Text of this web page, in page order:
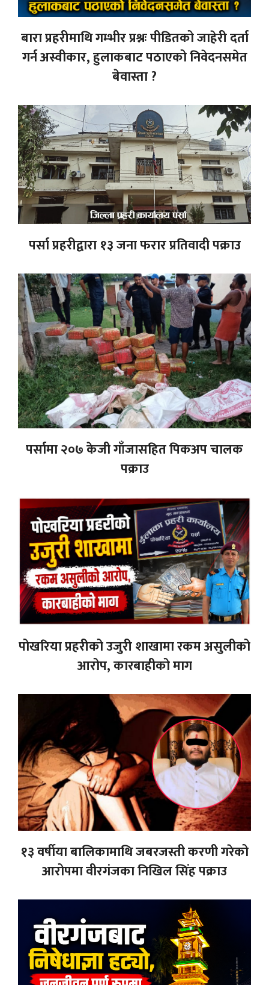
बारा प्रहरीमाथि गम्भीर प्रश्नः पीडितको जाहेरी दर्ता
गर्न अस्वीकार, हुलाकबाट पठाएको निवेदनसमेत
बेवास्ता ?
पर्सा प्रहरीद्वारा १३ जना फरार प्रतिवादी पक्राउ
पर्सामा २०७ केजी गाँजासहित पिकअप चालक
पक्राउ
पोखरिया प्रहरीको उजुरी शाखामा रकम असुलीको
आरोप, कारबाहीको माग
१३ वर्षीया बालिकामाथि जबरजस्ती करणी गरेको
आरोपमा वीरगंजका निखिल सिंह पक्राउ